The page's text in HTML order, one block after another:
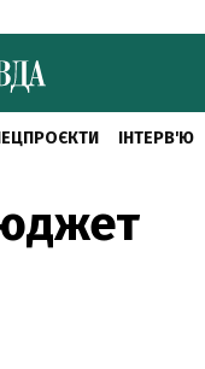
ІНТЕРВ'Ю